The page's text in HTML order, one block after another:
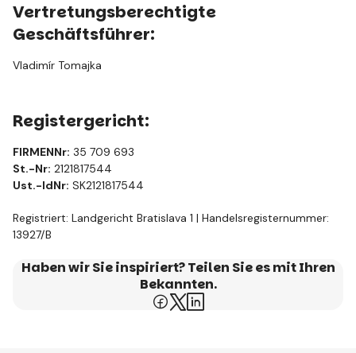
Vertretungsberechtigte
Geschäftsführer:
Vladimír Tomajka
Registergericht:
FIRMENNr: 35 709 693
St.-Nr: 2121817544
Ust.-IdNr: SK2121817544
Registriert: Landgericht Bratislava 1 | Handelsregisternummer:
13927/B
Haben wir Sie inspiriert? Teilen Sie es mit Ihren
Bekannten.